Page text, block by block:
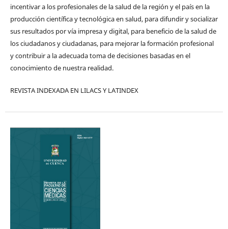
incentivar a los profesionales de la salud de la región y el país en la
producción científica y tecnológica en salud, para difundir y socializar
sus resultados por vía impresa y digital, para beneficio de la salud de
los ciudadanos y ciudadanas, para mejorar la formación profesional
y contribuir a la adecuada toma de decisiones basadas en el
conocimiento de nuestra realidad.
REVISTA INDEXADA EN LILACS Y LATINDEX